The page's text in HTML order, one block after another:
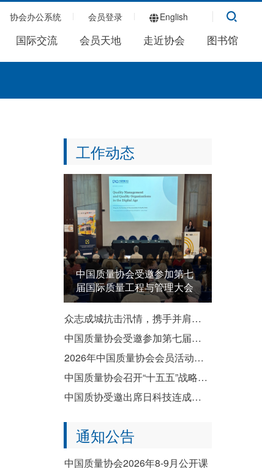
协会办公系统 会员登录 English
国际交流 会员天地 走近协会 图书馆
工作动态
中国质量协会受邀参加第七
届国际质量工程与管理大会
众志成城抗击汛情，携手并肩共渡难关——致全国质协系统各成员单位防汛救灾倡议书
中国质量协会受邀参加第七届国际质量工程与管理大会
2026年中国质量协会会员活动暨企业质量文化建设推进交流活动成功举办
中国质量协会召开“十五五”战略规划宣贯会
中国质协受邀出席日科技连成立80周年纪念演讲会暨纪念祝贺会
通知公告
中国质量协会2026年8-9月公开课